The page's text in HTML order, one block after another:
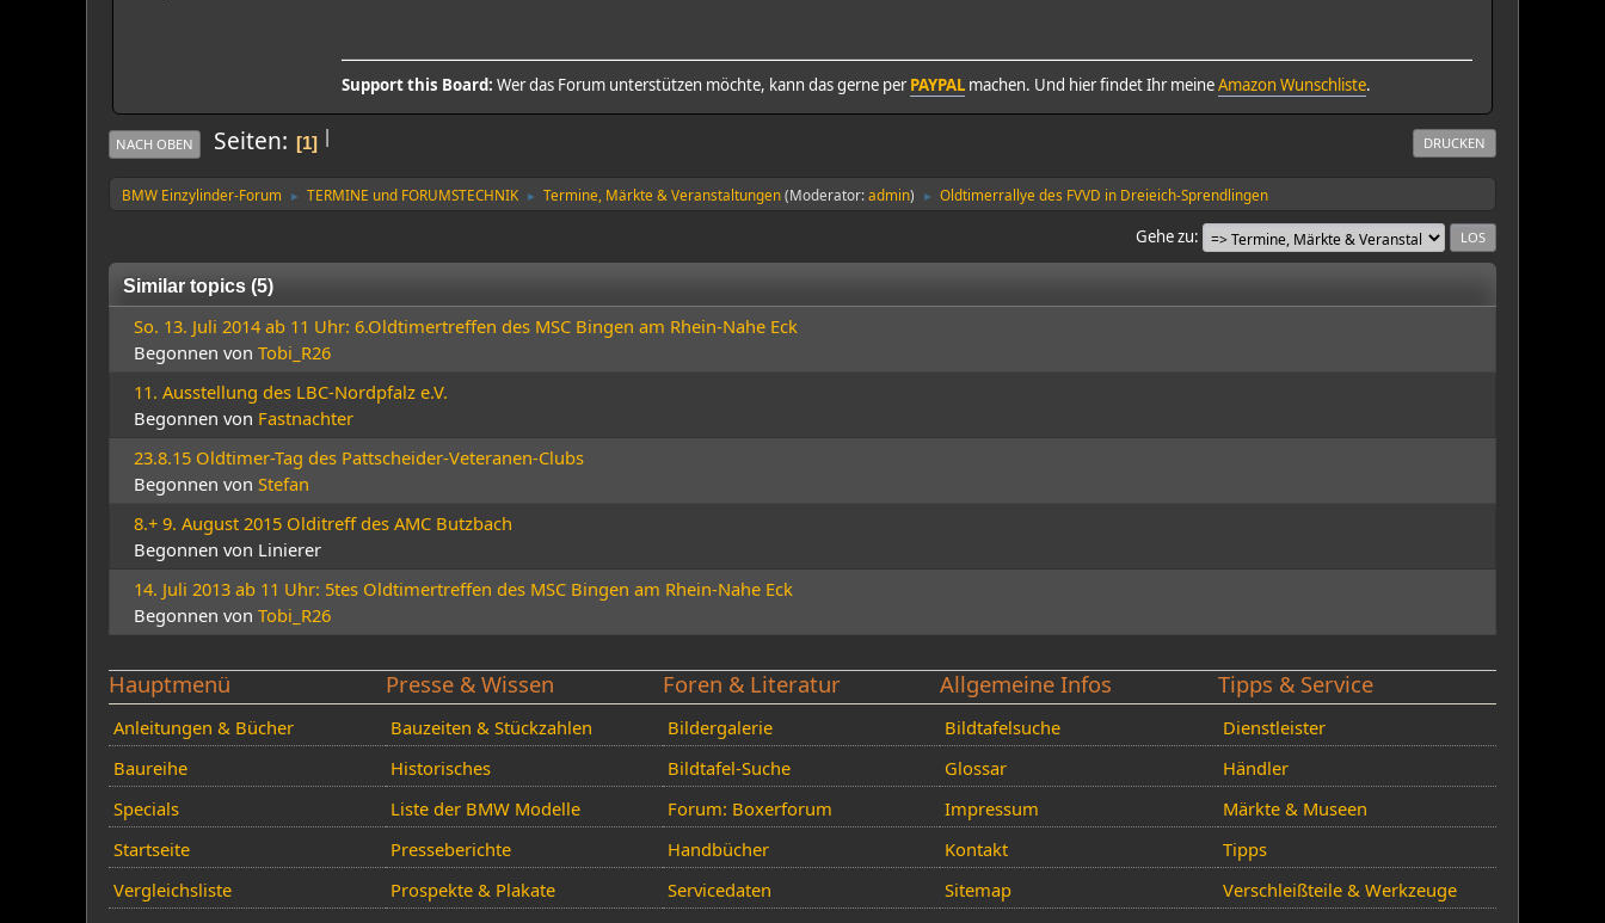
Support this Board: Wer das Forum unterstützen möchte, kann das gerne perPAYPAL machen. Und hier findet Ihr meineAmazon Wunschliste.
DRUCKEN
|
NACH OBEN Seiten 1
BMW Einzylinder-Forum ► TERMINE und FORUMSTECHNIK ► Termine, Märkte & Veranstaltungen(Moderator:admin) ► Oldtimerrallye des FVVD in Dreieich-Sprendlingen
Gehe zu
Similar topics (5)
So. 13. Juli 2014 ab 11 Uhr: 6.Oldtimertreffen des MSC Bingen am Rhein-Nahe Eck
Begonnen von Tobi_R26
11. Ausstellung des LBC-Nordpfalz e.V.
Begonnen von Fastnachter
23.8.15 Oldtimer-Tag des Pattscheider-Veteranen-Clubs
Begonnen von Stefan
8.+ 9. August 2015 Olditreff des AMC Butzbach
Begonnen von Linierer
14. Juli 2013 ab 11 Uhr: 5tes Oldtimertreffen des MSC Bingen am Rhein-Nahe Eck
Begonnen von Tobi_R26
Hauptmenü
Anleitungen & Bücher
Baureihe
Specials
Startseite
Vergleichsliste
Presse & Wissen
Bauzeiten & Stückzahlen
Historisches
Liste der BMW Modelle
Presseberichte
Prospekte & Plakate
Foren & Literatur
Bildergalerie
Bildtafel-Suche
Forum: Boxerforum
Handbücher
Servicedaten
Allgemeine Infos
Bildtafelsuche
Glossar
Impressum
Kontakt
Sitemap
Tipps & Service
Dienstleister
Händler
Märkte & Museen
Tipps
Verschleißteile & Werkzeuge